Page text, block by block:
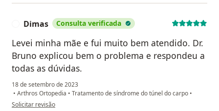
Dimas Consulta verificada
Levei minha mãe e fui muito bem atendido. Dr.
Bruno explicou bem o problema e respondeu a
todas as dúvidas.
18 de setembro de 2023
• Arthros Ortopedia • Tratamento de síndrome do túnel do carpo •
na opinião do utilizador Dimas
Solicitar revisão